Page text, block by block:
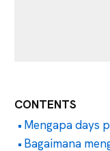
CONTENTS
Mengapa days
Bagaimana